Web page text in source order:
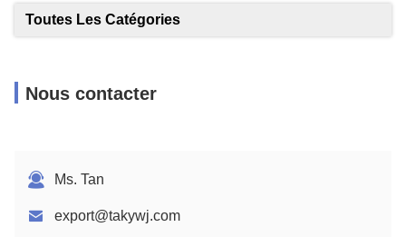
Toutes Les Catégories
Nous contacter
Ms. Tan
export@takywj.com